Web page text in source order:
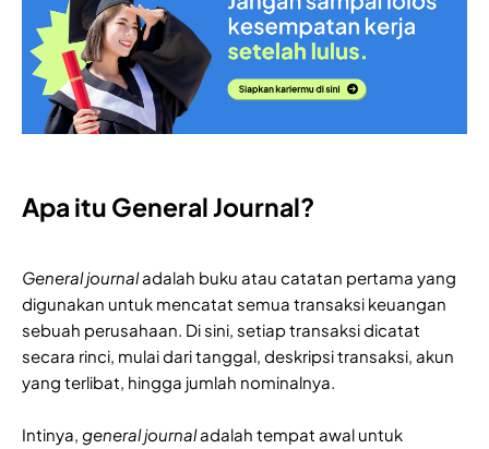
Apa itu General Journal?
General journaladalah buku atau catatan pertama yang
digunakan untuk mencatat semua transaksi keuangan
sebuah perusahaan. Di sini, setiap transaksi dicatat
secara rinci, mulai dari tanggal, deskripsi transaksi, akun
yang terlibat, hingga jumlah nominalnya.
Intinya, general journaladalah tempat awal untuk